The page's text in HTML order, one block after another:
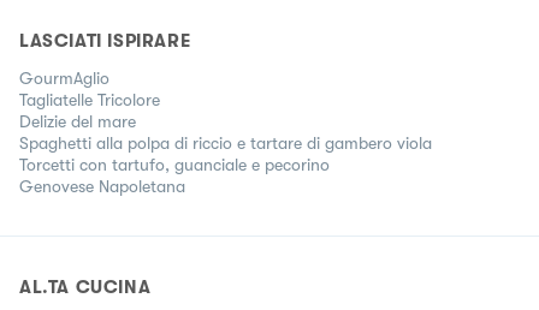
LASCIATI ISPIRARE
GourmAglio
Tagliatelle Tricolore
Delizie del mare
Spaghetti alla polpa di riccio e tartare di gambero viola
Torcetti con tartufo, guanciale e pecorino
Genovese Napoletana
AL.TA CUCINA